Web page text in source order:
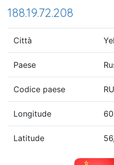
188.19.72.208
Città
Paese
Codice paese RU
Longitude
Latitude